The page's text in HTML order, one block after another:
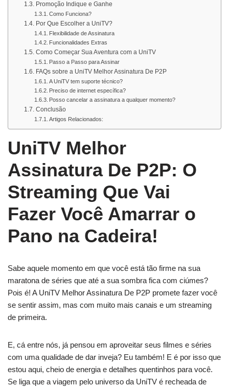
Promoção Indique e Ganhe
Como Funciona?
Por Que Escolher a UniTV?
Flexibilidade de Assinatura
Funcionalidades Extras
Como Começar Sua Aventura com a UniTV
Passo a Passo para Assinar
FAQs sobre a UniTV Melhor Assinatura De P2P
A UniTV tem suporte técnico?
Preciso de internet específica?
Posso cancelar a assinatura a qualquer momento?
Conclusão
Artigos Relacionados:
UniTV Melhor
Assinatura De P2P: O
Streaming Que Vai
Fazer Você Amarrar o
Pano na Cadeira!
Sabe aquele momento em que você está tão firme na sua
maratona de séries que até a sua sombra fica com ciúmes?
Pois é! A UniTV Melhor Assinatura De P2P promete fazer você
se sentir assim, mas com muito mais canais e um streaming
de primeira.
E, cá entre nós, já pensou em aproveitar seus filmes e séries
com uma qualidade de dar inveja? Eu também! E é por isso que
estou aqui, cheio de energia e detalhes quentinhos para você.
Se liga que a viagem pelo universo da UniTV é recheada de